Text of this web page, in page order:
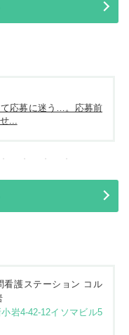
応募に迷う…。応募前
...
看護ステーション コル
岩4-42-12イソマビル5